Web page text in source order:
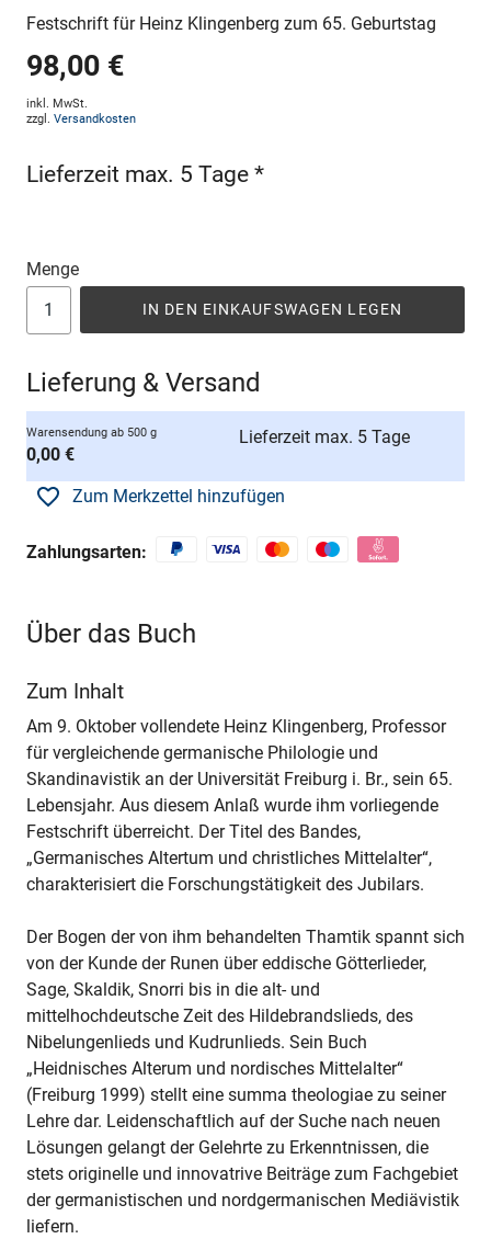
Festschrift für Heinz Klingenberg zum 65. Geburtstag
98,00 €
inkl. MwSt.
zzgl. Versandkosten
Lieferzeit max. 5 Tage *
Menge
IN DEN EINKAUFSWAGEN LEGEN
Lieferung & Versand
Warensendung ab 500 g
0,00 €
Lieferzeit max. 5 Tage
Zum Merkzettel hinzufügen
Zahlungsarten:
Über das Buch
Zum Inhalt
Am 9. Oktober vollendete Heinz Klingenberg, Professor
für vergleichende germanische Philologie und
Skandinavistik an der Universität Freiburg i. Br., sein 65.
Lebensjahr. Aus diesem Anlaß wurde ihm vorliegende
Festschrift überreicht. Der Titel des Bandes,
„Germanisches Altertum und christliches Mittelalter“,
charakterisiert die Forschungstätigkeit des Jubilars.
Der Bogen der von ihm behandelten Thamtik spannt sich
von der Kunde der Runen über eddische Götterlieder,
Sage, Skaldik, Snorri bis in die alt- und
mittelhochdeutsche Zeit des Hildebrandslieds, des
Nibelungenlieds und Kudrunlieds. Sein Buch
„Heidnisches Alterum und nordisches Mittelalter“
(Freiburg 1999) stellt eine summa theologiae zu seiner
Lehre dar. Leidenschaftlich auf der Suche nach neuen
Lösungen gelangt der Gelehrte zu Erkenntnissen, die
stets originelle und innovatrive Beiträge zum Fachgebiet
der germanistischen und nordgermanischen Mediävistik
liefern.